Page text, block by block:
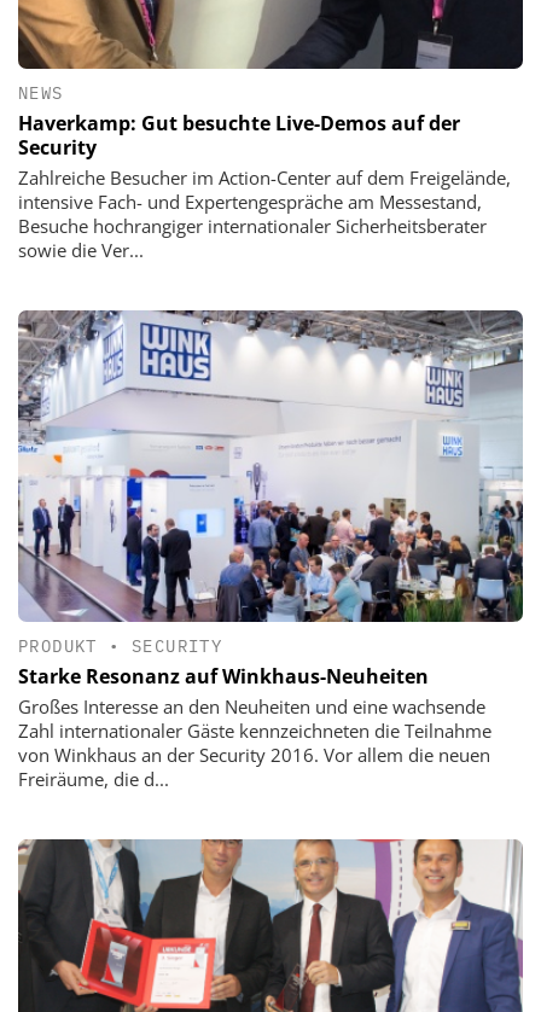
NEWS
Haverkamp: Gut besuchte Live-Demos auf der
Security
Zahlreiche Besucher im Action-Center auf dem Freigelände,
intensive Fach- und Expertengespräche am Messestand,
Besuche hochrangiger internationaler Sicherheitsberater
sowie die Ver...
PRODUKT • SECURITY
Starke Resonanz auf Winkhaus-Neuheiten
Großes Interesse an den Neuheiten und eine wachsende
Zahl internationaler Gäste kennzeichneten die Teilnahme
von Winkhaus an der Security 2016. Vor allem die neuen
Freiräume, die d...